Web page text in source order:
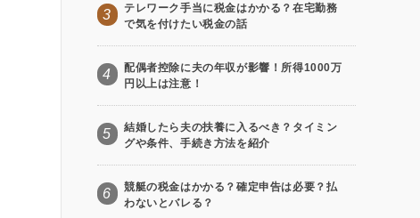
3
テレワーク手当に税金はかかる？在宅勤務
で気を付けたい税金の話
4
配偶者控除に夫の年収が影響！所得1000万
円以上は注意！
5
結婚したら夫の扶養に入るべき？タイミン
グや条件、手続き方法を紹介
6
競艇の税金はかかる？確定申告は必要？払
わないとバレる？